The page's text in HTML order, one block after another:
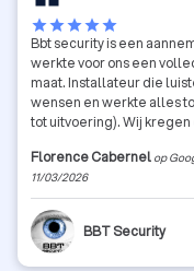
starstarstarstarstar
Bbt security is een
werkte voor ons een
maat. Installateur die
wensen en werkte alles
tot uitvoering). Wij
werkend systeem en een
Beste Alex, je bent zeer
goed wat je zaak/ job is.
Florence Cabernel op
11/03/2026
BBT Security